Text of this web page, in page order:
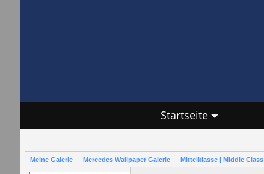
Startseite
Meine Galerie Mercedes Wallpaper Galerie Mittelklasse | Middle Class